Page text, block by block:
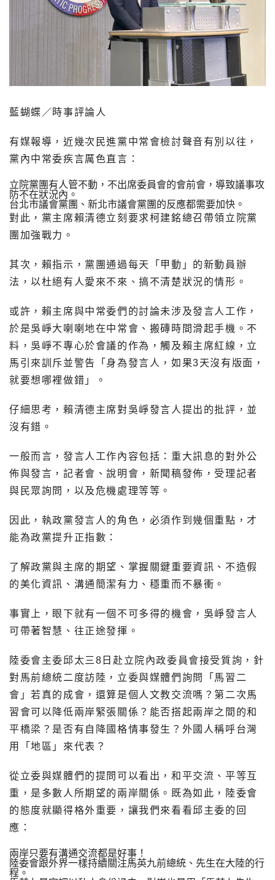
藍蝴蝶／時事評論人
有媒報導，近幾次民進黨中常會檢討聲音有別以往，
黨內中常委疾言厲色直言：
立院黨團有人管不動，不出席委員會的會前會，導致議事攻
防不在狀況內。
台北市議會黨團、新北市議會黨團的反應都需要加快。
對此，黨主席賴清德立刻要求柯建銘總召帶領立院黨
團加強戰力。
其次，賴指示，黨團通過每天「甲動」的新動員辦
法，以杜絕有人愛來不來、搞不清楚狀況的情形。
或許，賴主席與中常委們的討論未涉及發言人工作，
於是吳崢大喇喇地在中常會、搬磚時間滑起手機。不
料，吳崢不專心於會議的作為，觸及賴主席紅線，立
馬引來訓斥並警告「身為發言人，如果3天沒有版面，
就要想哪裡做錯」。
仔細思考，賴清德主席對吳崢發言人提出的批評，並
沒有錯。
一般而言，發言人工作內容包括：重大訊息的對外公
佈與發言，記者會、說明會，新聞稿發佈，受理記者
與民眾詢問，以及危機處理等等。
因此，執政黨發言人的角色，必須作到幾個重點，才
能為政黨提升正指數：
了解政黨與主席的期望、掌握關鍵重要資訊、不造假
的美化資訊、溝通簡潔有力、穩重而不暴衝。
事實上，眼下就有一個不可多得的機會，吳崢發言人
可帶著智慧、往正途發揮。
陸委會主委邱太三8日赴立院內政委員會接受質詢，針
對馬前總統二度訪陸，立委與媒體們詢問「馬習二
會」若真的成會，還算是個人文教交流嗎？第二次馬
習會可以降低兩岸緊張關係？能否搭起兩岸之間的和
平橋梁？是否有自降國格情事發生？外國人稱呼台灣
用「地區」來代表？
從立委與媒體們的提問可以看出，和平交流、平等互
重，是多數人所期望的兩岸關係。既為如此，陸委會
的態度就顯得格外重要，讓我們來看看邱主委的回
應：
兩岸只要有溝通交流都是好事！
陸委會跟外界一樣持續關注馬英九前總統、先生在大陸的行
程。